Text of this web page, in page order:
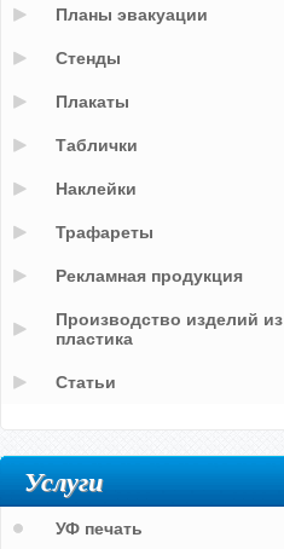
Планы эвакуации
Стенды
Плакаты
Таблички
Наклейки
Трафареты
Рекламная продукция
Производство изделий из
пластика
Статьи
Услуги
УФ печать